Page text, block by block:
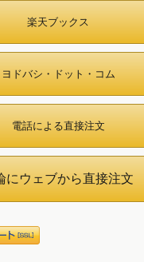
楽天ブックス
ヨドバシ・ドット・コム
電話による直接注文